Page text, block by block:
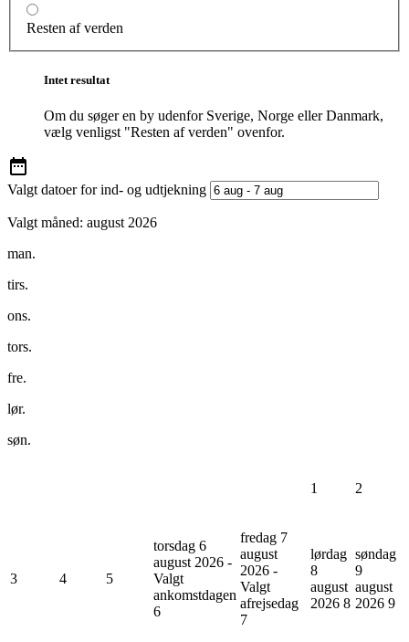
Resten af verden
Intet resultat
Om du søger en by udenfor Sverige, Norge eller Danmark,
vælg venligst "Resten af verden" ovenfor.
Valgt datoer for ind- og udtjekning
Valgt måned: august 2026
man.
tirs.
ons.
tors.
fre.
lør.
søn.
1 2
3 4 5
torsdag 6
august 2026 -
Valgt
ankomstdagen
6
fredag 7
august
2026 -
Valgt
afrejsedag
7
lørdag
8
august
2026 8
søndag
9
august
2026 9